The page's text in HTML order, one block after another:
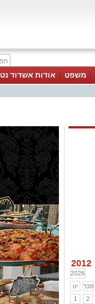
משפט אודות אשדוד נט
2012
2026
ינו
פבר
1
2